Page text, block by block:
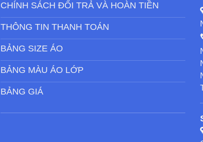
CHÍNH SÁCH ĐỔI TRẢ VÀ HOÀN TIỀN
THÔNG TIN THANH TOÁN
BẢNG SIZE ÁO
BẢNG MÀU ÁO LỚP
BẢNG GIÁ